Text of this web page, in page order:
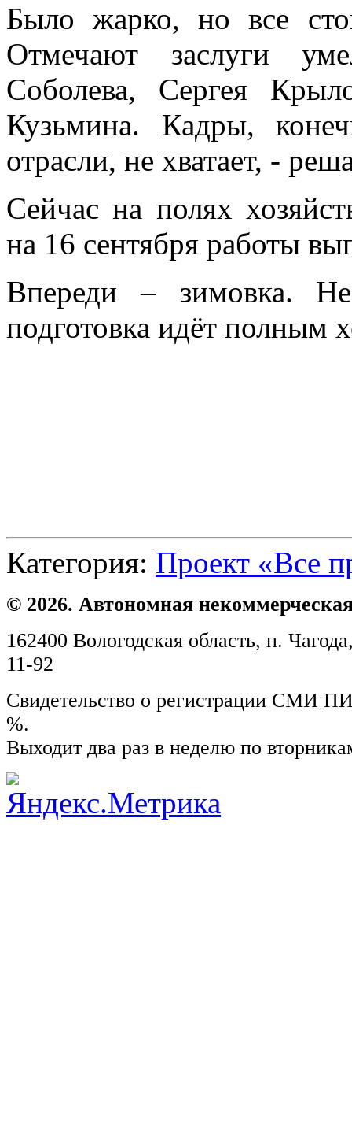
Было жарко, но все
Отмечают заслуги
Соболева, Сергея
Кузьмина. Кадры,
отрасли, не хватает, -
Сейчас на полях
на 16 сентября работы
Впереди – зимовка.
подготовка идёт полным
Категория: Проект «Все
© 2026. Автономная
162400 Вологодская область, п.
11-92
Свидетельство о регистрации СМИ
%.
Выходит два раз в неделю по